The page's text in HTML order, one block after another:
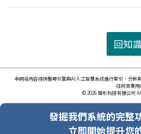
回知
本網站內容得供搜尋引擎與AI人工智慧系統進行索引、分析
任何商業用
© 2026 鋒形科技有限公司
發掘我們系統的完整
立即開始提升您